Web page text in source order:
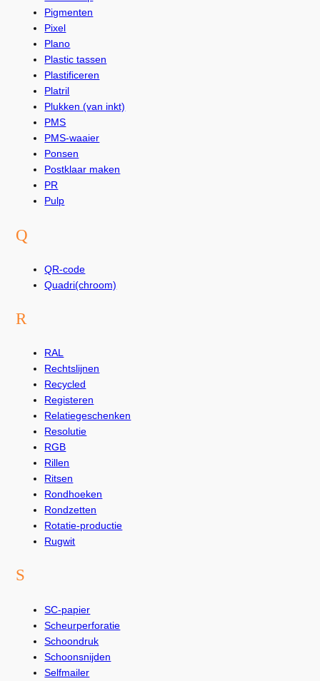
Pigmenten
Pixel
Plano
Plastic tassen
Plastificeren
Platril
Plukken (van inkt)
PMS
PMS-waaier
Ponsen
Postklaar maken
PR
Pulp
Q
QR-code
Quadri(chroom)
R
RAL
Rechtslijnen
Recycled
Registeren
Relatiegeschenken
Resolutie
RGB
Rillen
Ritsen
Rondhoeken
Rondzetten
Rotatie-productie
Rugwit
S
SC-papier
Scheurperforatie
Schoondruk
Schoonsnijden
Selfmailer